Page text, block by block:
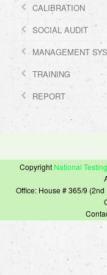
CALIBRATION
SOCIAL AUDIT
MANAGEMENT
TRAINING
REPORT
Copyright National
Office: House # 365/9